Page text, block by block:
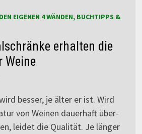
EIGENEN 4 WÄNDEN, BUCHTIPPS &
erhalten die
Weine
besser, je älter er ist. Wird
von Weinen dauerhaft über-
leidet die Qualität. Je länger